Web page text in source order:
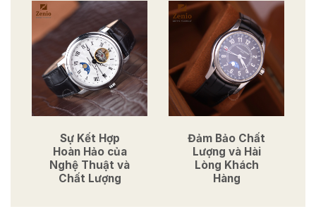
Sự Kết Hợp
Hoàn Hảo của
Nghệ Thuật và
Chất Lượng
Đảm Bảo Chất
Lượng và Hài
Lòng Khách
Hàng